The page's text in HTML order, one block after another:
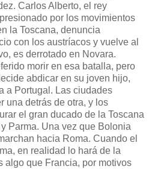
Carlos Alberto, el rey
por los movimientos
la Toscana, denuncia
con los austríacos y vuelve al
es derrotado en Novara.
morir en esa batalla, pero
abdicar en su joven hijo,
a Portugal. Las ciudades
una detrás de otra, y los
el gran ducado de la Toscana
Parma. Una vez que Bolonia
hacia Roma. Cuando el
en realidad lo hará de la
algo que Francia, por motivos